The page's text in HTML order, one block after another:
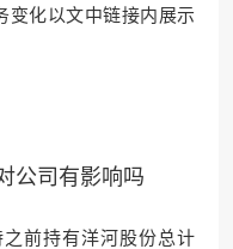
变化以文中链接内展示
公司有影响吗
前持有洋河股份总计